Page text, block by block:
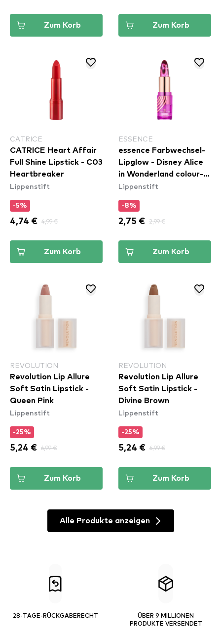
Zum Korb Zum Korb
CATRICE
CATRICE Heart Affair
Full Shine Lipstick - C03
Heartbreaker
Lippenstift
-5%
4,74 € 4,99 €
Zum Korb
ESSENCE
essence Farbwechsel-
Lipglow - Disney Alice
in Wonderland colour-
changing lip glow 01
Lippenstift
-8%
2,75 € 2,99 €
Zum Korb
REVOLUTION
Revolution Lip Allure
Soft Satin Lipstick -
Queen Pink
Lippenstift
-25%
5,24 € 6,99 €
Zum Korb
REVOLUTION
Revolution Lip Allure
Soft Satin Lipstick -
Divine Brown
Lippenstift
-25%
5,24 € 6,99 €
Zum Korb
Alle Produkte anzeigen
28-TAGE-RÜCKGABERECHT
ÜBER 9 MILLIONEN
PRODUKTE VERSENDET